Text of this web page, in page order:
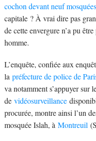
cochon devant neuf mosquées
capitale ? À vrai dire pas
de cette envergure n’a pu
homme.
L’enquête, confiée aux
la préfecture de police de
va notamment s’appuyer sur
de vidéosurveillance
procurée, montre ainsi l’un
mosquée Islah, à Montreuil